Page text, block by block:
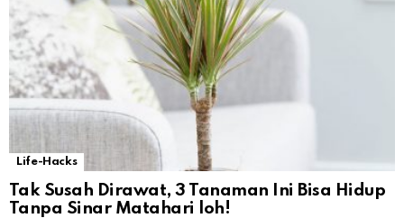
Life-Hacks
Tak Susah Dirawat, 3 Tanaman Ini Bisa Hidup
Tanpa Sinar Matahari loh!